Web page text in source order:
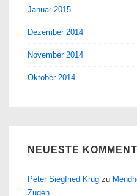
Januar 2015
Dezember 2014
November 2014
Oktober 2014
NEUESTE
Peter Siegfried Krug zu
Zügen